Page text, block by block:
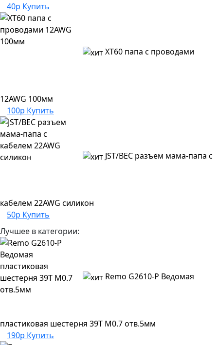
40р Купить
XT60 папа с проводами
12AWG 100мм
100р Купить
JST/BEC разъем мама-папа с
кабелем 22AWG силикон
50р Купить
Лучшее в категории:
Remo G2610-P Ведомая
пластиковая шестерня 39Т M0.7 отв.5мм
190р Купить